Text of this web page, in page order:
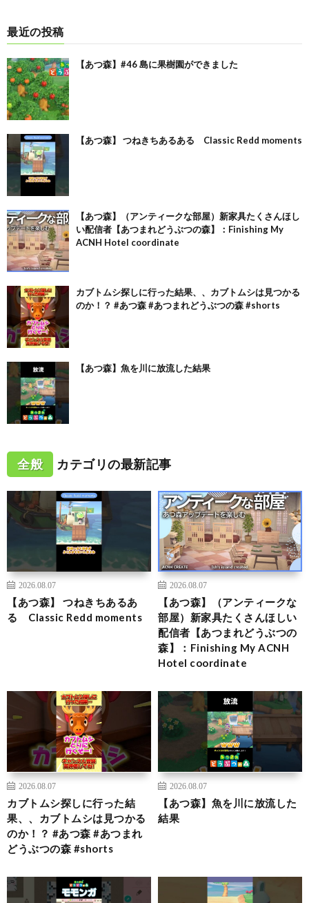
最近の投稿
【あつ森】#46 島に果樹園ができました
【あつ森】 つねきちあるある Classic Redd moments
【あつ森】（アンティークな部屋）新家具たくさんほし
い配信者【あつまれどうぶつの森】：Finishing My
ACNH Hotel coordinate
カブトムシ探しに行った結果、、カブトムシは見つかる
のか！？ #あつ森 #あつまれどうぶつの森 #shorts
【あつ森】魚を川に放流した結果
全般 カテゴリの最新記事
2026.08.07
【あつ森】 つねきちあるあ
る Classic Redd moments
2026.08.07
【あつ森】（アンティークな
部屋）新家具たくさんほしい
配信者【あつまれどうぶつの
森】：Finishing My ACNH
Hotel coordinate
2026.08.07
カブトムシ探しに行った結
果、、カブトムシは見つかる
のか！？ #あつ森 #あつまれ
どうぶつの森 #shorts
2026.08.07
【あつ森】魚を川に放流した
結果